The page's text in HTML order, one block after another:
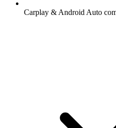
Carplay & Android Auto